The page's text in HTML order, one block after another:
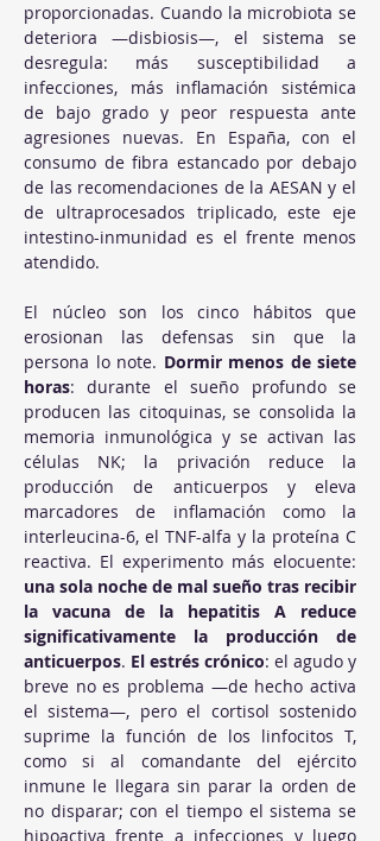
proporcionadas. Cuando la microbiota se
deteriora —disbiosis—, el sistema se
desregula: más susceptibilidad a
infecciones, más inflamación sistémica
de bajo grado y peor respuesta ante
agresiones nuevas. En España, con el
consumo de fibra estancado por debajo
de las recomendaciones de la AESAN y el
de ultraprocesados triplicado, este eje
intestino-inmunidad es el frente menos
atendido.
El núcleo son los cinco hábitos que
erosionan las defensas sin que la
persona lo note. Dormir menos de siete
horas: durante el sueño profundo se
producen las citoquinas, se consolida la
memoria inmunológica y se activan las
células NK; la privación reduce la
producción de anticuerpos y eleva
marcadores de inflamación como la
interleucina-6, el TNF-alfa y la proteína C
una sola noche de mal sueño tras recibir
la vacuna de la hepatitis A reduce
significativamente la producción de
anticuerpos. El estrés crónico: el agudo y
breve no es problema —de hecho activa
el sistema—, pero el cortisol sostenido
suprime la función de los linfocitos T,
como si al comandante del ejército
inmune le llegara sin parar la orden de
no disparar; con el tiempo el sistema se
hipoactiva frente a infecciones y luego